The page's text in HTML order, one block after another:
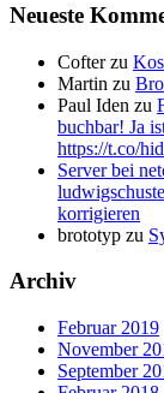
Neueste
Cofterzu
Martin zu
Paul Iden zu
buchbar! Ja
https://t.co/
Server bei
korrigieren
brototyp zu
Archiv
Februar 2019
November
September